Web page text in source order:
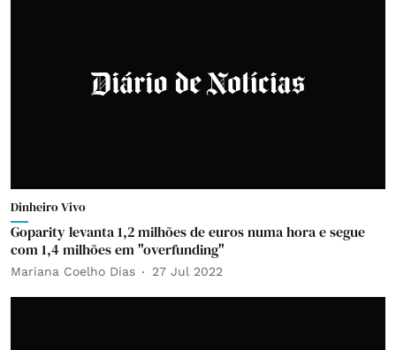
Dinheiro Vivo
Goparity levanta 1,2 milhões de euros numa hora e segue
com 1,4 milhões em "overfunding"
Mariana Coelho Dias 27 Jul 2022